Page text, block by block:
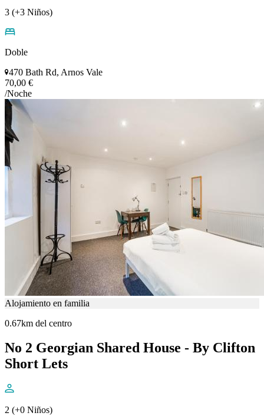
3 (+3 Niños)
Doble
470 Bath Rd, Arnos Vale
70,00 €
/Noche
Alojamiento en familia
0.67km del centro
No 2 Georgian Shared House - By Clifton
Short Lets
2 (+0 Niños)